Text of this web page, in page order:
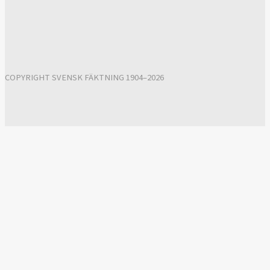
COPYRIGHT SVENSK FÄKTNING 1904–2026